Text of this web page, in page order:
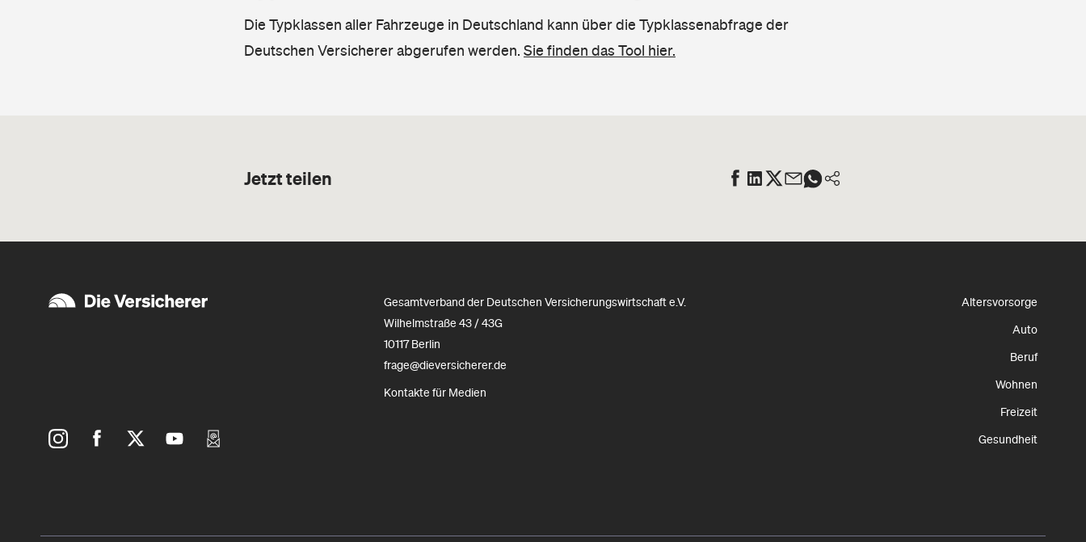
Die Typklassen aller Fahrzeuge in Deutschland kann über die Typklassenabfrage der
Deutschen Versicherer abgerufen werden. Sie finden das Tool hier.
Jetzt teilen
Gesamtverband der Deutschen Versicherungswirtschaft e.V.
Wilhelmstraße 43 / 43G
10117 Berlin
frage@dieversicherer.de
Kontakte für Medien
Altersvorsorge
Auto
Beruf
Wohnen
Freizeit
Gesundheit